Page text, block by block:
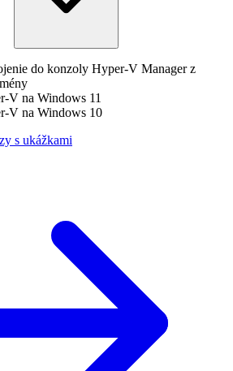
do konzoly Hyper-V Manager z
V na Windows 11
V na Windows 10
s ukážkami